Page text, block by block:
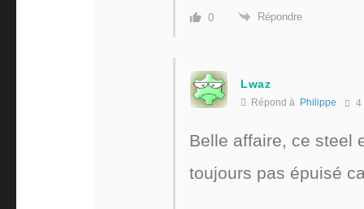
0 Répondre
Lwaz
Répond à Philippe 4
Belle affaire, ce steel
toujours pas épuisé